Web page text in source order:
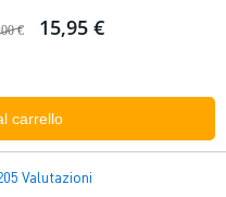
€ 15,95 €
carrello
Valutazioni